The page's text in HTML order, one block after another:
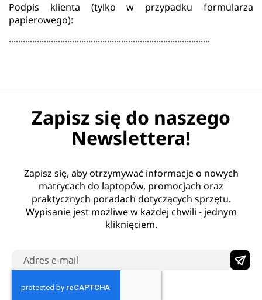
Podpis klienta (tylko w przypadku formularza
papierowego):
......................................................................................
Zapisz się do naszego
Newslettera!
Zapisz się, aby otrzymywać informacje o nowych
matrycach do laptopów, promocjach oraz
praktycznych poradach dotyczących sprzętu.
Wypisanie jest możliwe w każdej chwili - jednym
kliknięciem.